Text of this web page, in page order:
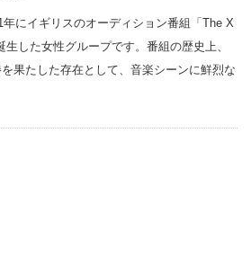
年にイギリスのオーディション番組「The X
した女性グループです。番組の歴史上、
果たした存在として、音楽シーンに鮮烈な